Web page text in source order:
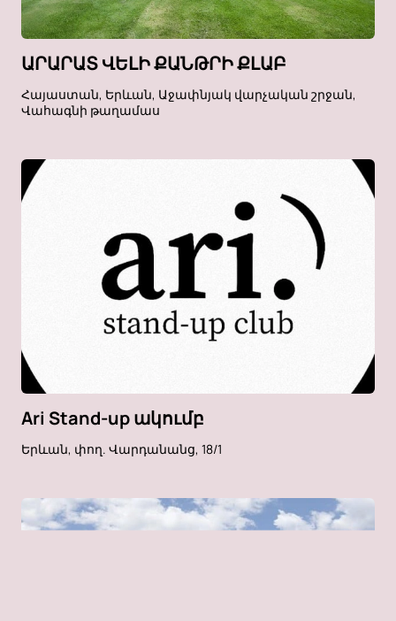
ԱՐԱՐԱՏ ՎԵԼԻ ՔԱՆԹՐԻ ՔԼԱԲ
Հայաստան, Երևան, Աջափնյակ վարչական շրջան,
Վահագնի թաղամաս
Ari Stand-up ակումբ
Երևան, փող. Վարդանանց, 18/1